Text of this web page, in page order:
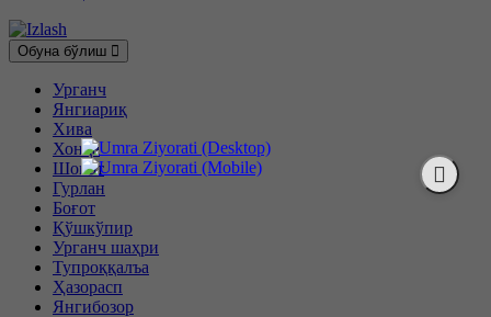
Обуна бўлиш
Урганч
Янгиариқ
Хива
Хонқа
Шовот
Гурлан
Боғот
Қўшкўпир
Урганч шаҳри
Тупроққалъа
Ҳазорасп
Янгибозор